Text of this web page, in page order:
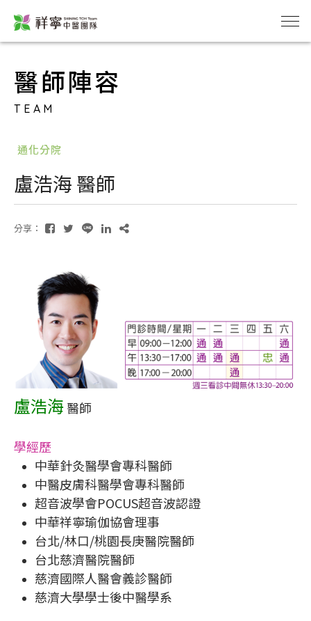
醫師陣容
TEAM
通化分院
盧浩海 醫師
分享：
盧浩海醫師
學經歷
中華針灸醫學會專科醫師
中醫皮膚科醫學會專科醫師
超音波學會POCUS超音波認證
中華祥寧瑜伽協會理事
台北/林口/桃園長庚醫院醫師
台北慈濟醫院醫師
慈濟國際人醫會義診醫師
慈濟大學學士後中醫學系